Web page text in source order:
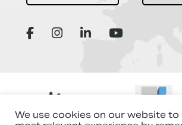
We use cookies on our website to